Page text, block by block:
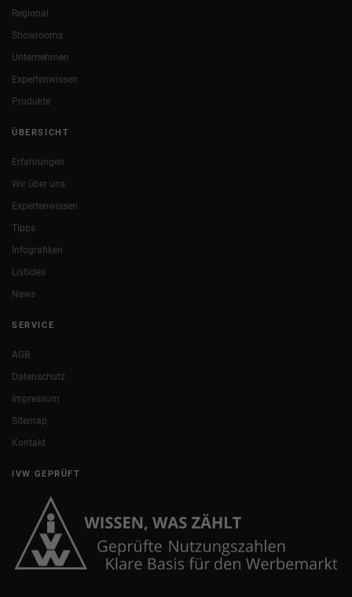
Regional
Showrooms
Unternehmen
Expertenwissen
Produkte
ÜBERSICHT
Erfahrungen
Wir über uns
Expertenwissen
Tipps
Infografiken
Listicles
News
SERVICE
AGB
Datenschutz
Impressum
Sitemap
Kontakt
IVW GEPRÜFT